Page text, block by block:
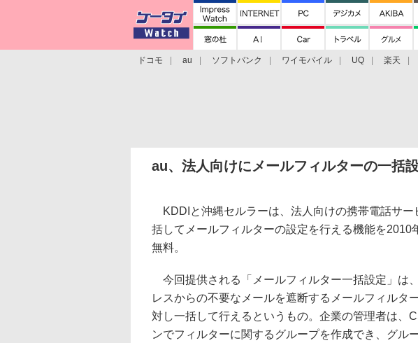
ドコモ au ソフトバンク ワイモバイル UQ 楽天
au、法人向けにメールフィルターの一括
KDDIと沖縄セルラーは、法人向けの携帯電話サー
括してメールフィルターの設定を行える機能を2010
無料。
今回提供される「メールフィルター一括設定」は
レスからの不要なメールを遮断するメールフィルタ
対し一括して行えるというもの。企業の管理者は、
ンでフィルターに関するグループを作成でき、グル